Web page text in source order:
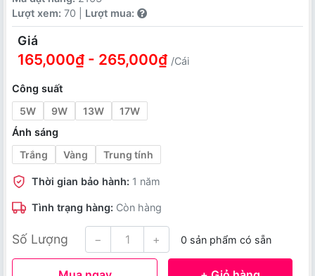
Lượt xem: 70 | Lượt mua:
Giá
165,000₫ - 265,000₫ /Cái
Công suất
5W
9W 13W
17W
Ánh sáng
Trắng
Vàng Trung tính
Thời gian bảo hành: 1 năm
Tình trạng hàng: Còn hàng
Số Lượng − + 0 sản phẩm có sẵn